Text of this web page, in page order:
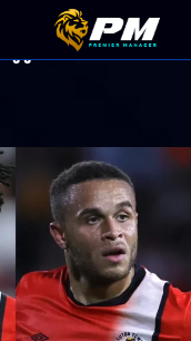
รูมองตัวน่าใช้ประจำ